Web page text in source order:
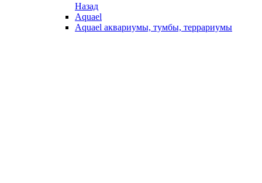
Назад
Aquael
Aquael аквариумы, тумбы, террариумы